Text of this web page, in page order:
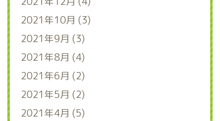
2021年10月 (3)
2021年9月 (3)
2021年8月 (4)
2021年6月 (2)
2021年5月 (2)
2021年4月 (5)